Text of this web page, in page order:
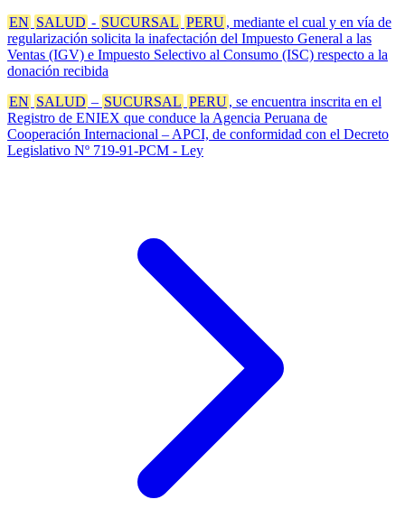
EN SALUD - SUCURSAL PERU, mediante el cual y en vía de
regularización solicita la inafectación del Impuesto General a las
Ventas (IGV) e Impuesto Selectivo al Consumo (ISC) respecto a la
donación recibida
EN SALUD – SUCURSAL PERU, se encuentra inscrita en el
Registro de ENIEX que conduce la Agencia Peruana de
Cooperación Internacional – APCI, de conformidad con el Decreto
Legislativo Nº 719-91-PCM - Ley